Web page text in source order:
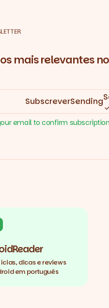
mais relevantes
SubscreverSending
email to confirm
dicas e reviews
em português